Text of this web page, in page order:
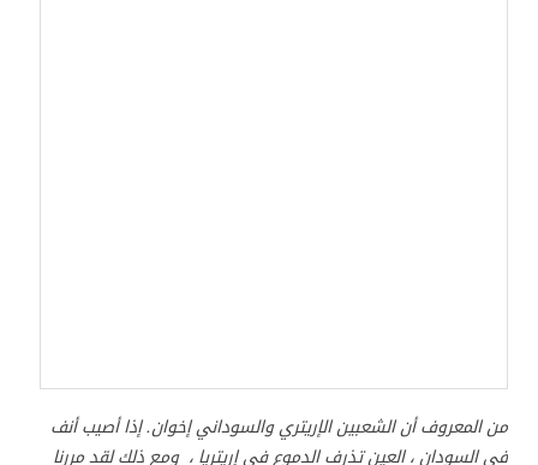
من المعروف أن الشعبين الإريتري والسوداني إخوان. إذا أصيب أنف
في السودان ، العين تذرف الدموع في إريتريا ، ومع ذلك لقد مررنا